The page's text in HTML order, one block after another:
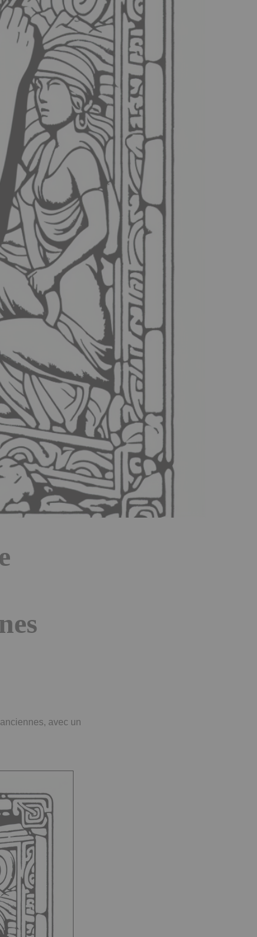
avec un